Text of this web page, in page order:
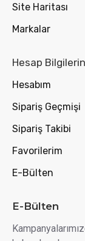
Site Haritası
Markalar
Hesap
Hesabım
Sipariş Geçmişi
Sipariş Takibi
Favorilerim
E-Bülten
E-Bülten